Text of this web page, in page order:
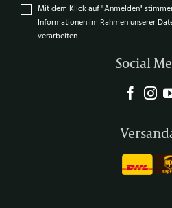
Mit dem Klick auf "Anmelden"
Informationen im Rahmen unserer
verarbeiten.
Social